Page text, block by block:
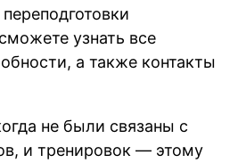
узнать все
а также контакты
не были связаны с
и тренировок — этому